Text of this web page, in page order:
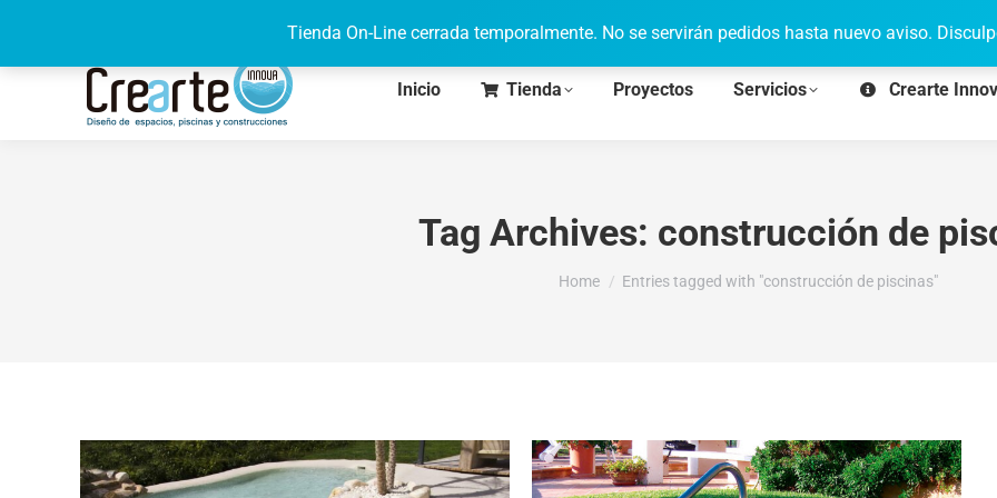
Tienda On-Line cerrada temporalmente. No se servirán pedidos hasta nuevo aviso.
Inicio Tienda Proyectos Servicios Crearte
Tag Archives: construcción de
You are here:
Home Entries tagged with "construcción de piscinas"